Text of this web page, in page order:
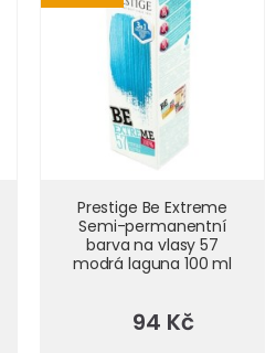
Prestige Be Extreme
Semi-permanentní
barva na vlasy 57
modrá laguna 100 ml
94 Kč